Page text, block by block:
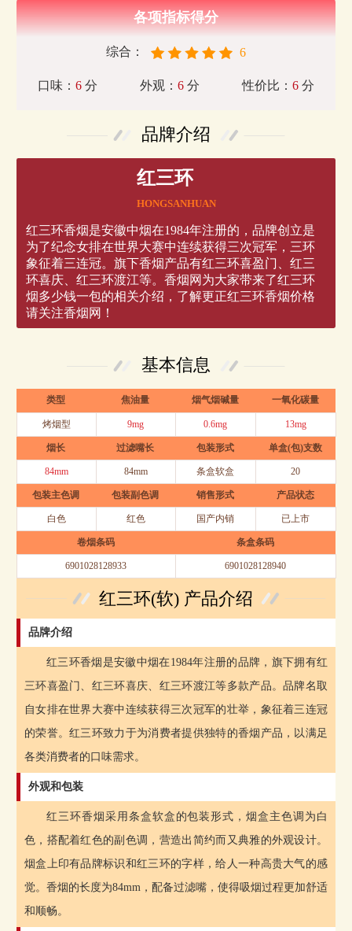
各项指标得分
综合： 6
口味： 6分 外观： 6 分 性价比：6 分
品牌介绍
红三环
HONGSANHUAN
红三环香烟是安徽中烟在1984年注册的，品牌创立是
为了纪念女排在世界大赛中连续获得三次冠军，三环
象征着三连冠。旗下香烟产品有红三环喜盈门、红三
环喜庆、红三环渡江等。香烟网为大家带来了红三环
烟多少钱一包的相关介绍，了解更正红三环香烟价格
请关注香烟网！
基本信息
类型 焦油量 烟气烟碱量 一氧化碳量
烤烟型 9mg 0.6mg 13mg
烟长 过滤嘴长 包装形式 单盒(包)支数
84mm 84mm 条盒软盒 20
包装主色调 包装副色调 销售形式 产品状态
白色 红色 国产内销 已上市
卷烟条码 条盒条码
6901028128933 6901028128940
红三环(软) 产品介绍
品牌介绍
红三环香烟是安徽中烟在1984年注册的品牌，旗下拥有红
三环喜盈门、红三环喜庆、红三环渡江等多款产品。品牌名取
自女排在世界大赛中连续获得三次冠军的壮举，象征着三连冠
的荣誉。红三环致力于为消费者提供独特的香烟产品，以满足
各类消费者的口味需求。
外观和包装
红三环香烟采用条盒软盒的包装形式，烟盒主色调为白
色，搭配着红色的副色调，营造出简约而又典雅的外观设计。
烟盒上印有品牌标识和红三环的字样，给人一种高贵大气的感
觉。香烟的长度为84mm，配备过滤嘴，使得吸烟过程更加舒适
和顺畅。